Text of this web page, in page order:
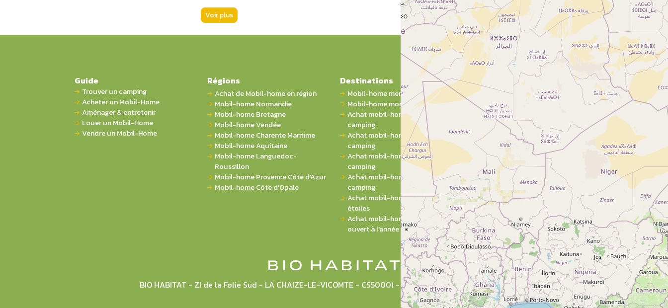
Voir plus
BIO HABITAT - ZI de la Folie Sud - LA CHAIZE-LE-VICOMTE - CS50001 - 85036 LA ROCHE-SUR-YON CEDEX
Guide
Trouver un camping
Acheter un Mobil-Home
Aménager & entretenir
Louer un Mobil-Home
Vendre un Mobil-Home
Régions
Achat de Mobil-home en région
Mobil-home Normandie
Mobil-home Bretagne
Mobil-home Vendée
Mobil-home Charente Maritime
Mobil-home Aquitaine
Mobil-home Languedoc-
Roussillon
Mobil-home Provence Côte d'Azur
Mobil-home Côte d'Opale
Destinations
Mobil-home mer
Mobil-home montagne
Achat mobil-home 1 chambre sur
camping
Achat mobil-home 2 chambres sur
camping
Achat mobil-home 3 chambres sur
camping
Achat mobil-home 4 chambres sur
camping
Achat mobil-home sur camping 5
étoiles
Achat mobil-home sur camping
ouvert à l'année
A propos
Qui sommes-nous ?
Actualités
Nos partenaires
Notre réseau
Nos campings
Blog
Espace revendeur